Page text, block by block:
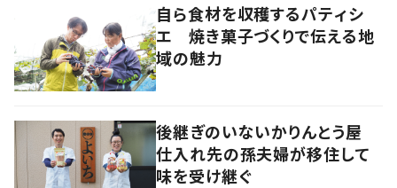
自ら食材を収穫するパティシ
エ 焼き菓子づくりで伝える地
域の魅力
後継ぎのいないかりんとう屋
仕入れ先の孫夫婦が移住して
味を受け継ぐ